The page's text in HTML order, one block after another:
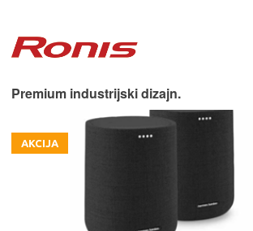
Premium industrijski dizajn.
AKCIJA